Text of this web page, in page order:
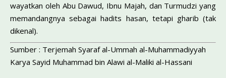
wayatkan oleh Abu Dawud, Ibnu Majah, dan Turmudzi yang
me­mandangnya sebagai hadits hasan, tetapi gharib (tak
dikenal).
Sumber : Terjemah Syaraf al-Ummah al-Muhammadiyyah
Karya Sayid Muhammad bin Alawi al-Maliki al-Hassani